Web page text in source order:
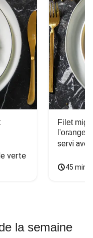
verte
Filet
l'orange
servi
45
la semaine